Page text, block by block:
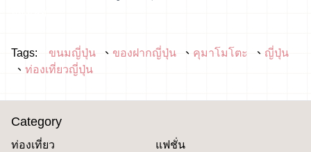
Tags: ขนมญี่ปุ่น ของฝากญี่ปุ่น คุมาโมโตะ
ญี่ปุ่น
ท่องเที่ยวญี่ปุ่น
Category
ท่องเที่ยว แฟชั่น